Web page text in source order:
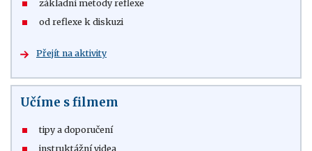
základní metody reflexe
od reflexe k diskuzi
Přejít na aktivity
Učíme s filmem
tipy a doporučení
instruktážní videa